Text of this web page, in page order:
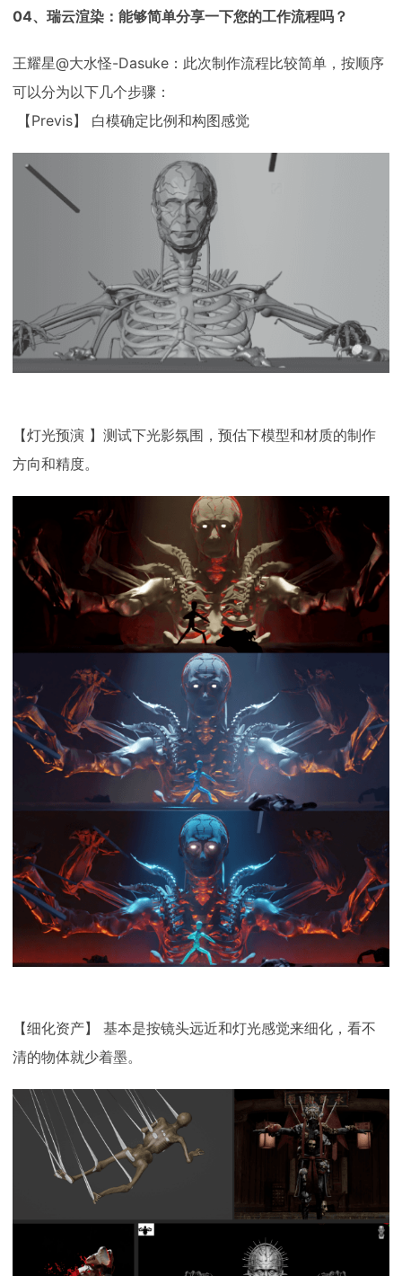
04、瑞云渲染：能够简单分享一下您的工作流程吗？
王耀星@大水怪-Dasuke：此次制作流程比较简单，按顺序
可以分为以下几个步骤：
【Previs】 白模确定比例和构图感觉
【灯光预演 】测试下光影氛围，预估下模型和材质的制作
方向和精度。
【细化资产】 基本是按镜头远近和灯光感觉来细化，看不
清的物体就少着墨。